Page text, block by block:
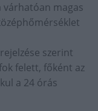
magas
szerint
felett, főként az
a 24 órás